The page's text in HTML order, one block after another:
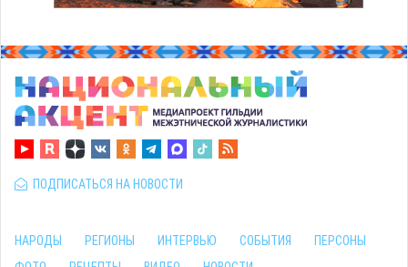
ПОДПИСАТЬСЯ НА НОВОСТИ
НАРОДЫ РЕГИОНЫ ИНТЕРВЬЮ СОБЫТИЯ
ПЕРСОНЫ